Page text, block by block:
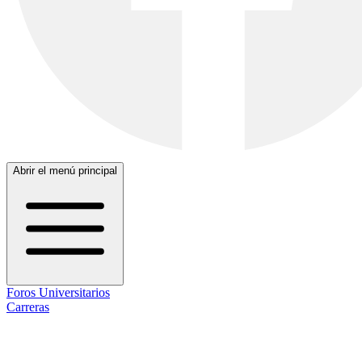
Abrir el menú principal
Foros Universitarios
Carreras